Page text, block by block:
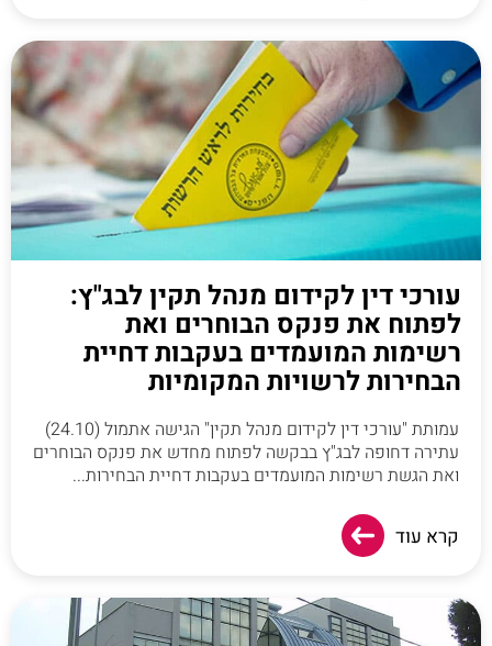
עורכי דין לקידום מנהל תקין לבג"ץ:
לפתוח את פנקס הבוחרים ואת
רשימות המועמדים בעקבות דחיית
הבחירות לרשויות המקומיות
עמותת "עורכי דין לקידום מנהל תקין" הגישה אתמול (24.10)
עתירה דחופה לבג"ץ בבקשה לפתוח מחדש את פנקס הבוחרים
ואת הגשת רשימות המועמדים בעקבות דחיית הבחירות...
קרא עוד